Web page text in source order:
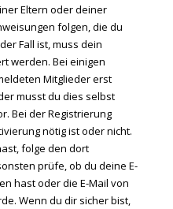
Eltern oder deiner
folgen, die du
Fall ist, muss dein
werden. Bei einigen
Mitglieder erst
musst du dies selbst
Bei der Registrierung
nötig ist oder nicht.
folge den dort
prüfe, ob du deine E-
hast oder die E-Mail von
Wenn du dir sicher bist,